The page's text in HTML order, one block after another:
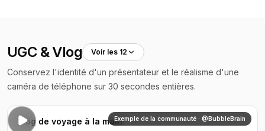
UGC & Vlog Voir les 12
Conservez l'identité d'un présentateur et le réalisme d'une
caméra de téléphone sur 30 secondes entières.
Exemple de la communauté · @BubbleBrain
Vlog de voyage à la main